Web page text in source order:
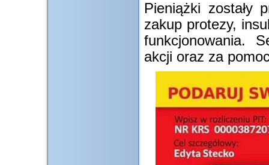
Pieniążki zostały
zakup protezy,
funkcjonowania.
akcji oraz za